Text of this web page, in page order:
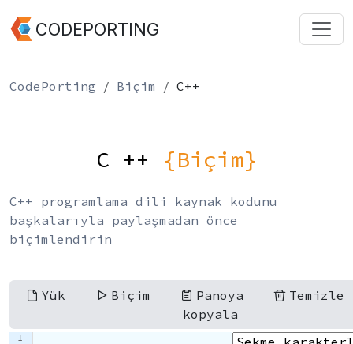
CODEPORTING
CodePorting Biçim C++
C ++ {Biçim}
C++ programlama dili kaynak kodunu
başkalarıyla paylaşmadan önce
biçimlendirin
Yük Biçim
Panoya
kopyala
Temizle
1